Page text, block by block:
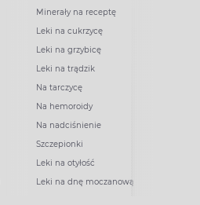
Minerały na receptę
Leki na cukrzycę
Leki na grzybicę
Leki na trądzik
Na tarczycę
Na hemoroidy
Na nadciśnienie
Szczepionki
Leki na otyłość
Leki na dnę moczanową